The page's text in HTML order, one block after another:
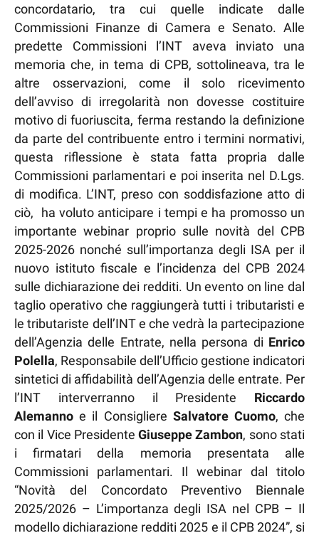
concordatario, tra cui quelle indicate dalle
Commissioni Finanze di Camera e Senato. Alle
predette Commissioni l’INT aveva inviato una
memoria che, in tema di CPB, sottolineava, tra le
altre osservazioni, come il solo ricevimento
dell’avviso di irregolarità non dovesse costituire
motivo di fuoriuscita, ferma restando la definizione
da parte del contribuente entro i termini normativi,
questa riflessione è stata fatta propria dalle
Commissioni parlamentari e poi inserita nel D.Lgs.
di modifica. L’INT, preso con soddisfazione atto di
ciò, ha voluto anticipare i tempi e ha promosso un
importante webinar proprio sulle novità del CPB
2025-2026 nonché sull’importanza degli ISA per il
nuovo istituto fiscale e l’incidenza del CPB 2024
sulle dichiarazione dei redditi. Un evento on line dal
taglio operativo che raggiungerà tutti i tributaristi e
le tributariste dell’INT e che vedrà la partecipazione
dell’Agenzia delle Entrate, nella persona di Enrico
Polella, Responsabile dell’Ufficio gestione indicatori
sintetici di affidabilità dell’Agenzia delle entrate. Per
l’INT interverranno il Presidente Riccardo
Alemanno e il Consigliere Salvatore Cuomo, che
con il Vice PresidenteGiuseppe Zambon, sono stati
i firmatari della memoria presentata alle
Commissioni parlamentari. Il webinar dal titolo
“Novità del Concordato Preventivo Biennale
2025/2026 – L’importanza degli ISA nel CPB – Il
modello dichiarazione redditi 2025 e il CPB 2024”, si